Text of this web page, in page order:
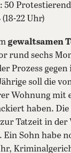
: 50
22 Uhr)
gewaltsamen
rund sechs
Prozess gegen
soll die
Wohnung mit
haben.
Tatzeit in der
Ein Sohn habe